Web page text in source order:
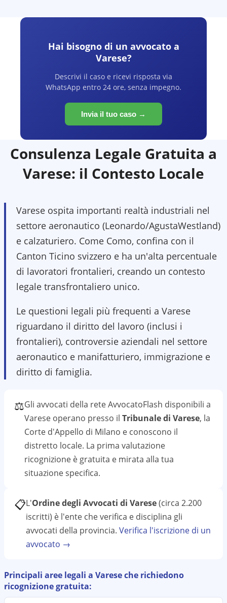
Hai bisogno di un avvocato a
Varese?
Descrivi il caso e ricevi risposta via
WhatsApp entro 24 ore, senza impegno.
Invia il tuo caso →
Consulenza Legale Gratuita a
Varese: il Contesto Locale
Varese ospita importanti realtà industriali nel
settore aeronautico (Leonardo/AgustaWestland)
e calzaturiero. Come Como, confina con il
Canton Ticino svizzero e ha un'alta percentuale
di lavoratori frontalieri, creando un contesto
legale transfrontaliero unico.
Le questioni legali più frequenti a Varese
riguardano il diritto del lavoro (inclusi i
frontalieri), controversie aziendali nel settore
aeronautico e manifatturiero, immigrazione e
diritto di famiglia.
⚖️Gli avvocati della rete AvvocatoFlash disponibili a
Varese operano presso il Tribunale di Varese, la
Corte d'Appello di Milano e conoscono il
distretto locale. La prima valutazione
ricognizione è gratuita e mirata alla tua
situazione specifica.
📋L'Ordine degli Avvocati di Varese(circa 2.200
iscritti) è l'ente che verifica e disciplina gli
avvocati della provincia. Verifica l'iscrizione di un
avvocato →
Principali aree legali a Vareseche richiedono
ricognizionegratuita: